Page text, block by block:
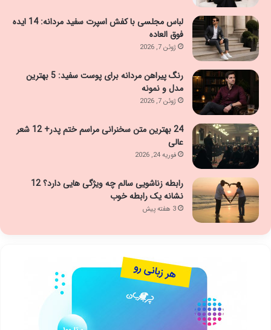
لباس مجلسی با کفش اسپرت سفید مردانه: 14 ایده
فوق العاده
ژوئن 7, 2026
رنگ پیراهن مردانه برای پوست سفید: 5 بهترین
مدل و نمونه
ژوئن 7, 2026
24 بهترین متن سخنرانی مراسم ختم پدر+ 12 شعر
عالی
فوریه 24, 2026
رابطه زناشویی سالم چه ویژگی هایی دارد؟ 12
نشانه یک رابطه خوب
3 هفته پیش